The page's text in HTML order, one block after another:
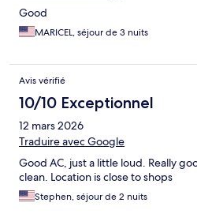
Good
MARICEL, séjour de 3 nuits
Avis vérifié
10/10 Exceptionnel
12 mars 2026
Traduire avec Google
Good AC, just a little loud. Really
clean. Location is close to shops
Stephen, séjour de 2 nuits